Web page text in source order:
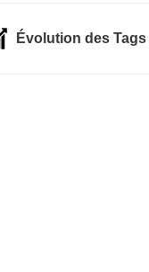
Évolution des